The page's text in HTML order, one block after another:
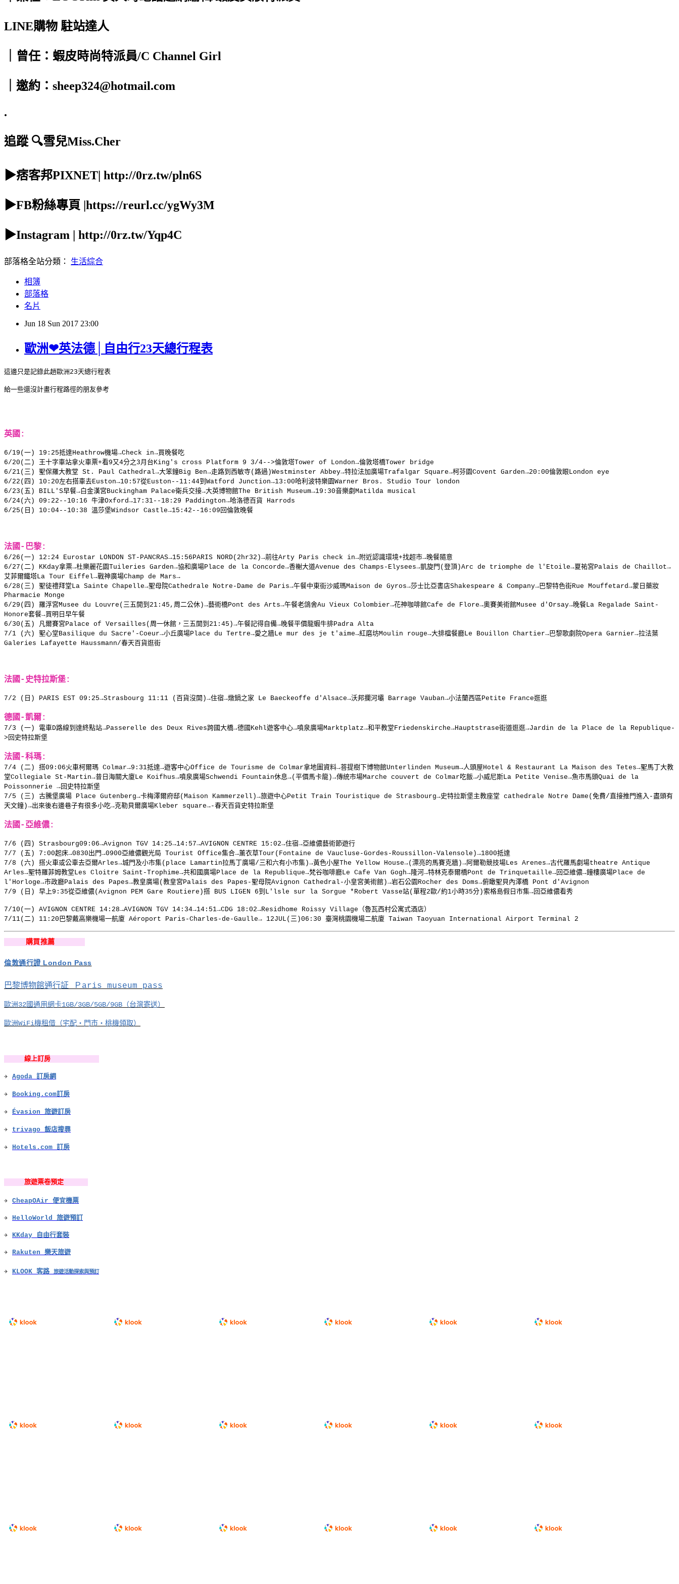
LINE購物 駐站達人
｜曾任：蝦皮時尚特派員/C Channel Girl
｜邀約：sheep324@hotmail.com
.
追蹤 🔍雪兒Miss.Cher
▶痞客邦PIXNET| http://0rz.tw/pln6S
▶FB粉絲專頁 |https://reurl.cc/ygWy3M
▶Instagram | http://0rz.tw/Yqp4C
部落格全站分類： 生活綜合
相簿
部落格
名片
Jun 18 Sun 2017 23:00
歐洲❤英法德│自由行23天總行程表
這邊只是記錄此趟歐洲23天總行程表
給一些還沒計畫行程路徑的朋友參考
英國:
6/19(一) 19:25抵達Heathrow機場→Check in→買晚餐吃
6/20(二) 王十字車站拿火車票+看9又4分之3月台King's cross Platform 9 3/4-->倫敦塔Tower of London→倫敦塔橋Tower bridge
6/21(三) 聖保羅大教堂 St. Paul Cathedral→大笨鐘Big Ben→走路到西敏寺(路過)Westminster Abbey→特拉法加廣場Trafalgar Square→柯芬園Covent Garden→20:00倫敦眼London eye
6/22(四) 10:20左右搭車去Euston→10:57從Euston--11:44到Watford Junction→13:00哈利波特樂園Warner Bros. Studio Tour london
6/23(五) BILL'S早餐→白金漢宮Buckingham Palace衛兵交接→大英博物館The British Museum→19:30音樂劇Matilda musical
6/24(六) 09:22--10:16 牛津Oxford→17:31--18:29 Paddington→哈洛德百貨 Harrods
6/25(日) 10:04--10:38 溫莎堡Windsor Castle→15:42--16:09回倫敦晚餐
法國-巴黎:
6/26(一) 12:24 Eurostar LONDON ST-PANCRAS→15:56PARIS NORD(2hr32)→前往Arty Paris check in→附近認識環境+找超市→晚餐隨意
6/27(二) KKday拿票→杜樂麗花園Tuileries Garden→協和廣場Place de la Concorde→香榭大道Avenue des Champs-Elysees→凱旋門(登頂)Arc de triomphe de l'Etoile→夏祐宮Palais de Chaillot→
艾菲爾鐵塔La Tour Eiffel→戰神廣場Champ de Mars→
6/28(三) 聖徒禮拜堂La Sainte Chapelle→聖母院Cathedrale Notre-Dame de Paris→午餐中東街沙威瑪Maison de Gyros→莎士比亞書店Shakespeare & Company→巴黎特色街Rue Mouffetard→蒙日藥妝
Pharmacie Monge
6/29(四) 羅浮宮Musee du Louvre(三五開到21:45,周二公休)→藝術橋Pont des Arts→午餐老鴿舍Au Vieux Colombier→花神咖啡館Cafe de Flore→奧賽美術館Musee d'Orsay→晚餐La Regalade Saint-
Honore套餐→買明日早午餐
6/30(五) 凡爾賽宮Palace of Versailles(周一休館，三五開到21:45)→午餐記得自備→晚餐平價龍蝦牛排Padra Alta
7/1 (六) 聖心堂Basilique du Sacre'-Coeur→小丘廣場Place du Tertre→愛之牆Le mur des je t'aime→紅磨坊Moulin rouge→大排檔餐廳Le Bouillon Chartier→巴黎歌劇院Opera Garnier→拉法葉
Galeries Lafayette Haussmann/春天百貨逛街
法國-史特拉斯堡:
7/2 (日) PARIS EST 09:25→Strasbourg 11:11 (百貨沒開)→住宿→燉鍋之家 Le Baeckeoffe d'Alsace→沃邦攔河壩 Barrage Vauban→小法蘭西區Petite France逛逛
德國-凱爾:
7/3 (一) 電車D路線到達終點站→Passerelle des Deux Rives跨國大橋→德國Kehl遊客中心→噴泉廣場Marktplatz→和平教堂Friedenskirche→Hauptstrase街道逛逛→Jardin de la Place de la Republique-
>回史特拉斯堡
法國-科瑪:
7/4 (二) 搭09:06火車柯爾瑪 Colmar→9:31抵達→遊客中心Office de Tourisme de Colmar拿地圖資料→菩提樹下博物館Unterlinden Museum→人頭屋Hotel & Restaurant La Maison des Tetes→聖馬丁大教
堂Collegiale St-Martin→昔日海關大廈Le Koifhus→噴泉廣場Schwendi Fountain休息→(平價馬卡龍)→傳統市場Marche couvert de Colmar吃飯→小威尼斯La Petite Venise→魚市馬頭Quai de la
Poissonnerie →回史特拉斯堡
7/5 (三) 古騰堡廣場 Place Gutenberg→卡梅澤爾府邸(Maison Kammerzell)→旅遊中心Petit Train Touristique de Strasbourg→史特拉斯堡主教座堂 cathedrale Notre Dame(免費/直接推門進入-盡頭有
天文鐘)→出來後右邊巷子有很多小吃→克勒貝爾廣場Kleber square→-春天百貨史特拉斯堡
法國-亞維儂:
7/6 (四) Strasbourg09:06→Avignon TGV 14:25→14:57→AVIGNON CENTRE 15:02→住宿→亞維儂藝術節遊行
7/7 (五) 7:00起床→0830出門→0900亞維儂觀光局 Tourist Office集合→薰衣草Tour(Fontaine de Vaucluse-Gordes-Roussillon-Valensole)→1800抵達
7/8 (六) 搭火車或公車去亞爾Arles→城門及小市集(place Lamartin拉馬丁廣場/三和六有小市集)→黃色小屋The Yellow House→(漂亮的馬賽克牆)→阿爾勒競技場Les Arenes→古代羅馬劇場theatre Antique
Arles→聖特羅菲姆教堂Les Cloitre Saint-Trophime→共和國廣場Place de la Republique→梵谷咖啡廳Le Cafe Van Gogh→隆河→特林克泰爾橋Pont de Trinquetaille→回亞維儂→鐘樓廣場Place de
l'Horloge→市政廳Palais des Papes→教皇廣場(教皇宮Palais des Papes-聖母院Avignon Cathedral-小皇宮美術館)→岩石公園Rocher des Doms→俯瞰聖貝內澤橋 Pont d'Avignon
7/9 (日) 早上9:35從亞維儂(Avignon PEM Gare Routiere)搭 BUS LIGEN 6到L'lsle sur la Sorgue *Robert Vasse站(單程2歐/約1小時35分)索格島假日市集→回亞維儂看秀
7/10(一) AVIGNON CENTRE 14:28→AVIGNON TGV 14:34→14:51→CDG 18:02→Residhome Roissy Village（魯瓦西村公寓式酒店）
7/11(二) 11:20巴黎戴高樂機場一航廈 Aéroport Paris-Charles-de-Gaulle→ 12JUL(三)06:30 臺灣桃園機場二航廈 Taiwan Taoyuan International Airport Terminal 2
購買推薦
倫敦通行證 London Pass
巴黎博物館通行証 Ｐaris museum pass
歐洲32國通用網卡1GB/3GB/5GB/9GB（台灣寄送）
歐洲WiFi機租借（宅配・門市・桃機領取）
線上訂房
✈ Agoda 訂房網
✈ Booking.com訂房
✈ Évasion 旅遊訂房
✈ trivago 飯店搜尋
✈ Hotels.com 訂房
旅遊票卷預定
✈ CheapOAir 便宜機票
✈ HelloWorld 旅遊預訂
✈ KKday 自由行套裝
✈ Rakuten 樂天旅遊
✈ KLOOK 客路 旅遊活動探索與預訂